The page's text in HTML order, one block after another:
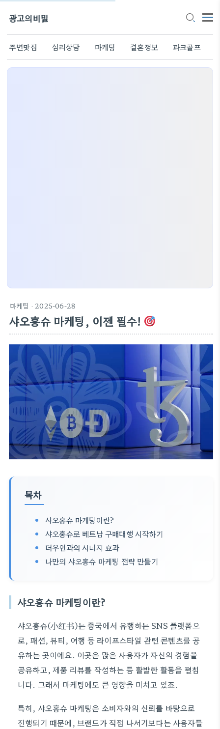
광고의비밀
주변맛집 심리상담 마케팅 결혼정보 파크골프
마케팅 · 2025-06-28
샤오홍슈 마케팅, 이젠 필수!
목차
샤오홍슈 마케팅이란?
샤오홍슈로 베트남 구매대행 시작하기
더우인과의 시너지 효과
나만의 샤오홍슈 마케팅 전략 만들기
샤오홍슈 마케팅이란?
샤오홍슈(小红书)는 중국에서 유행하는 SNS 플랫폼으
로, 패션, 뷰티, 여행 등 라이프스타일 관련 콘텐츠를 공
유하는 곳이에요. 이곳은 많은 사용자가 자신의 경험을
공유하고, 제품 리뷰를 작성하는 등 활발한 활동을 펼칩
니다. 그래서 마케팅에도 큰 영향을 미치고 있죠.
특히, 샤오홍슈 마케팅은 소비자와의 신뢰를 바탕으로
진행되기 때문에, 브랜드가 직접 나서기보다는 사용자들